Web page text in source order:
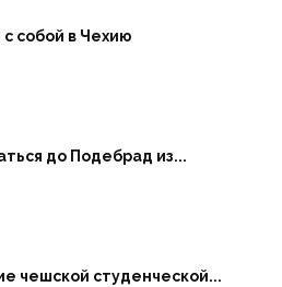
с собой в Чехию
до Подебрад из...
чешской студенческой...